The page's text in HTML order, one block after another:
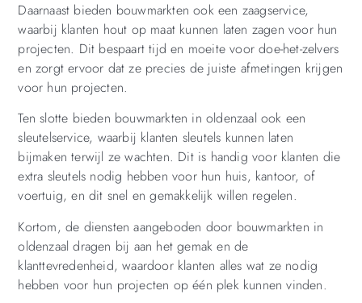
Daarnaast bieden bouwmarkten ook een zaagservice,
waarbij klanten hout op maat kunnen laten zagen voor hun
projecten. Dit bespaart tijd en moeite voor doe-het-zelvers
en zorgt ervoor dat ze precies de juiste afmetingen krijgen
voor hun projecten.
Ten slotte bieden bouwmarkten in oldenzaal ook een
sleutelservice, waarbij klanten sleutels kunnen laten
bijmaken terwijl ze wachten. Dit is handig voor klanten die
extra sleutels nodig hebben voor hun huis, kantoor, of
voertuig, en dit snel en gemakkelijk willen regelen.
Kortom, de diensten aangeboden door bouwmarkten in
oldenzaal dragen bij aan het gemak en de
klanttevredenheid, waardoor klanten alles wat ze nodig
hebben voor hun projecten op één plek kunnen vinden.